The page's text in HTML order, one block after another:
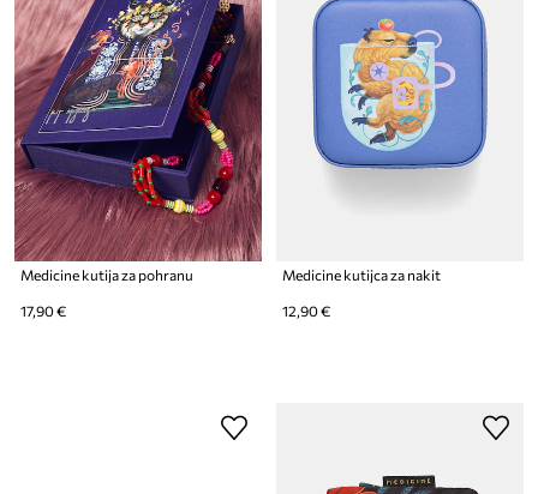
Medicine kutija za pohranu
17,90 €
Medicine kutijca za nakit
12,90 €